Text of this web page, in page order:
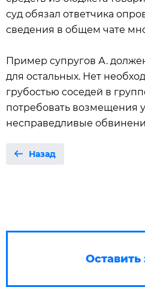
суд обязал ответчика
сведения в общем чате
Пример супругов А.
для остальных. Нет
грубостью соседей в
потребовать возмещения
несправедливые
Назад
Оставить